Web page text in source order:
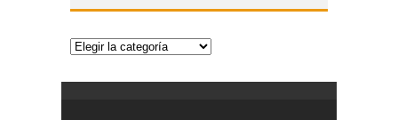
Categorías